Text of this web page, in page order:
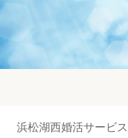
浜松湖西婚活サービ